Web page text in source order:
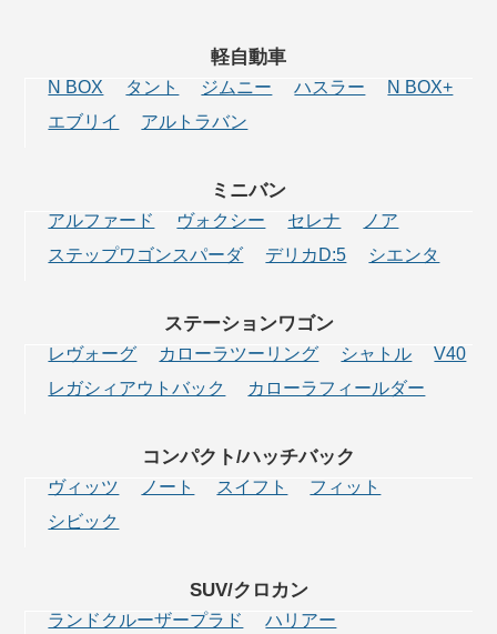
軽自動車
N BOX タント ジムニー ハスラー
N BOX+
エブリイ
アルトラバン
ミニバン
アルファード ヴォクシー セレナ
ノア
ステップワゴンスパーダ
デリカD:5 シエンタ
ステーションワゴン
レヴォーグ カローラツーリング シャトル
V40
レガシィアウトバック
カローラフィールダー
コンパクト/ハッチバック
ヴィッツ ノート スイフト
フィット
シビック
SUV/クロカン
ランドクルーザープラド
ハリアー